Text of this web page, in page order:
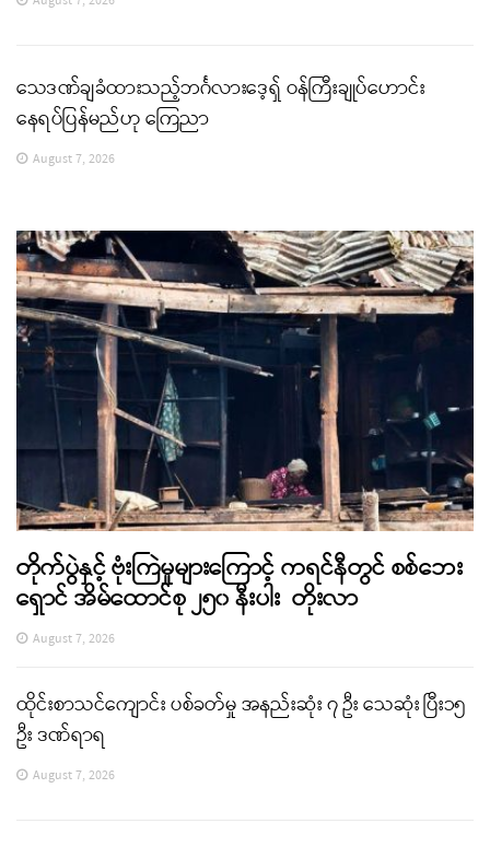
သေဒဏ်ချခံထားသည့်ဘင်္ဂလားဒေ့ရှ် ဝန်ကြီးချုပ်ဟောင်း
နေရပ်ပြန်မည်ဟု ကြေညာ
August 7, 2026
တိုက်ပွဲနှင့် ဗုံးကြဲမှုများကြောင့် ကရင်နီတွင် စစ်ဘေး
ရှောင် အိမ်ထောင်စု ၂၅၀ နီးပါး တိုးလာ
August 7, 2026
ထိုင်းစာသင်ကျောင်း ပစ်ခတ်မှု အနည်းဆုံး ၇ ဦး သေဆုံး ပြီး၁၅
ဦး ဒဏ်ရာရ
August 7, 2026